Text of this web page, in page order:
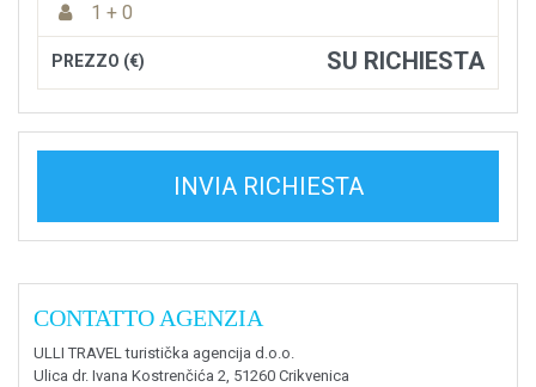
1 + 0
PREZZO (€) SU RICHIESTA
INVIA RICHIESTA
CONTATTO AGENZIA
ULLI TRAVEL turistička agencija d.o.o.
Ulica dr. Ivana Kostrenčića 2, 51260 Crikvenica